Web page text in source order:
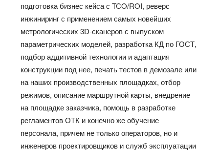
подготовка бизнес кейса с TCO/ROI, реверс
инжиниринг с применением самых новейших
метрологических 3D-сканеров с выпуском
параметрических моделей, разработка КД по ГОСТ,
подбор аддитивной технологии и адаптация
конструкции под нее, печать тестов в демозале или
на наших производственных площадках, отбор
режимов, описание маршрутной карты, внедрение
на площадке заказчика, помощь в разработке
регламентов ОТК и конечно же обучение
персонала, причем не только операторов, но и
инженеров проектировщиков и служб эксплуатации